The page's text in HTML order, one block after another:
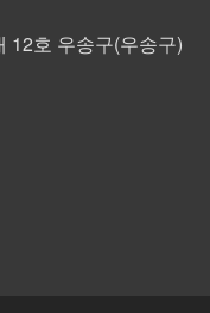
12호 우송구(우송구)